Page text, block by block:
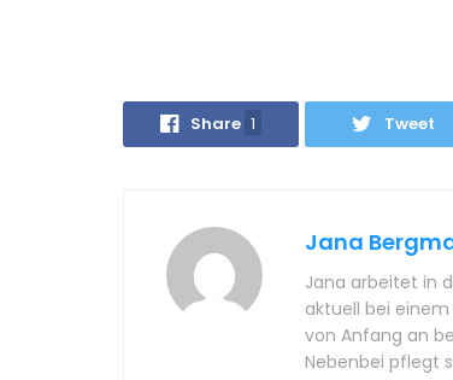
Share 1 Tweet
Jana
Jana arbeitet in
aktuell bei
von Anfang an
Nebenbei pflegt